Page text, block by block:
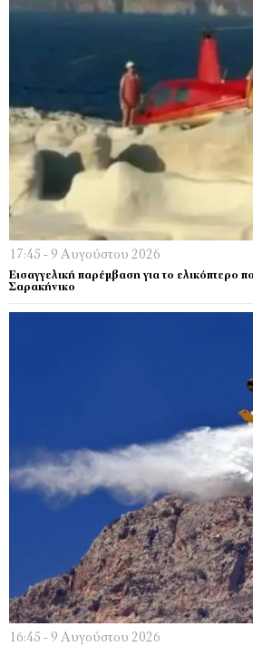
17:45 - 9 Αυγούστου 2026
Εισαγγελική παρέμβαση για το ελικόπτερο
Σαρακήνικο
16:45 - 9 Αυγούστου 2026